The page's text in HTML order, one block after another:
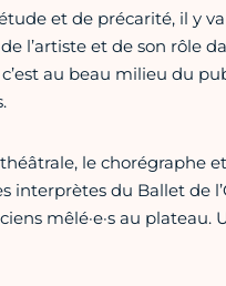
et de précarité, il y va
l’artiste et de son rôle
au beau milieu du
le chorégraphe
du Ballet de
mêlé·e·s au plateau.